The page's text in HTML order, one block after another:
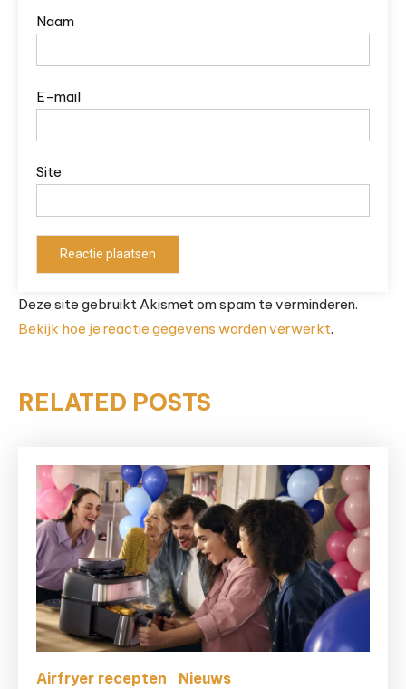
Naam
E-mail
Site
Deze site gebruikt Akismet om spam te verminderen.
Bekijk hoe je reactie gegevens worden verwerkt.
RELATED POSTS
Airfryer recepten Nieuws